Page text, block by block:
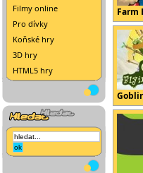
Filmy online
Pro dívky
Koňské hry
3D hry
HTML5 hry
Farm